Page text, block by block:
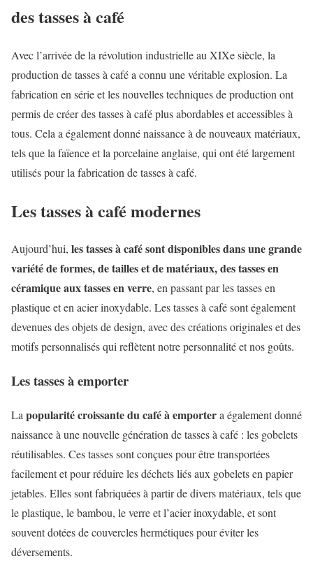
des tasses à café
Avec l’arrivée de la révolution industrielle au XIXe siècle, la
production de tasses à café a connu une véritable explosion. La
fabrication en série et les nouvelles techniques de production ont
permis de créer des tasses à café plus abordables et accessibles à
tous. Cela a également donné naissance à de nouveaux matériaux,
tels que la faïence et la porcelaine anglaise, qui ont été largement
utilisés pour la fabrication de tasses à café.
Les tasses à café modernes
Aujourd’hui, les tasses à café sont disponibles dans une grande
variété de formes, de tailles et de matériaux, des tasses en
céramique aux tasses en verre, en passant par les tasses en
plastique et en acier inoxydable. Les tasses à café sont également
devenues des objets de design, avec des créations originales et des
motifs personnalisés qui reflètent notre personnalité et nos goûts.
Les tasses à emporter
La popularité croissante du café à emportera également donné
naissance à une nouvelle génération de tasses à café : les gobelets
réutilisables. Ces tasses sont conçues pour être transportées
facilement et pour réduire les déchets liés aux gobelets en papier
jetables. Elles sont fabriquées à partir de divers matériaux, tels que
le plastique, le bambou, le verre et l’acier inoxydable, et sont
souvent dotées de couvercles hermétiques pour éviter les
déversements.